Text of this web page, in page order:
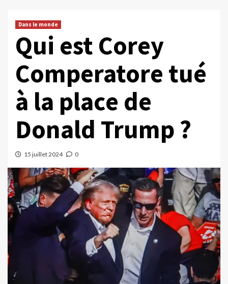
Dans le monde
Qui est Corey
Comperatore tué
à la place de
Donald Trump ?
15 juillet 2024 0